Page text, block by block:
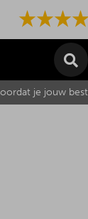
je jouw